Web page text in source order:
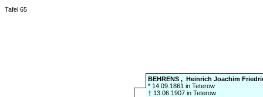
Tafel 65
BEHRENS , Heinrich Joachim
* 14.09.1861 in Teterow
† 13.06.1907 in Teterow